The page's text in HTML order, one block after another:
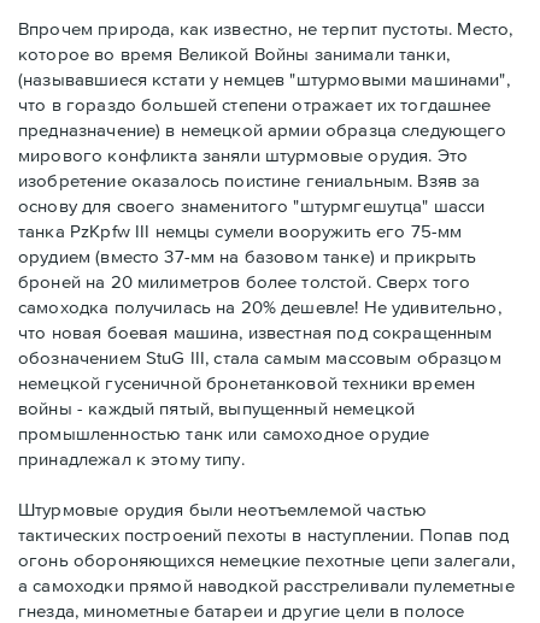
Впрочем природа, как известно, не терпит пустоты. Место,
которое во время Великой Войны занимали танки,
(называвшиеся кстати у немцев "штурмовыми машинами",
что в гораздо большей степени отражает их тогдашнее
предназначение) в немецкой армии образца следующего
мирового конфликта заняли штурмовые орудия. Это
изобретение оказалось поистине гениальным. Взяв за
основу для своего знаменитого "штурмгешутца" шасси
танка PzKpfw III немцы сумели вооружить его 75-мм
орудием (вместо 37-мм на базовом танке) и прикрыть
броней на 20 милиметров более толстой. Сверх того
самоходка получилась на 20% дешевле! Не удивительно,
что новая боевая машина, известная под сокращенным
обозначением StuG III, стала самым массовым образцом
немецкой гусеничной бронетанковой техники времен
войны - каждый пятый, выпущенный немецкой
промышленностью танк или самоходное орудие
принадлежал к этому типу.
Штурмовые орудия были неотъемлемой частью
тактических построений пехоты в наступлении. Попав под
огонь обороняющихся немецкие пехотные цепи залегали,
а самоходки прямой наводкой расстреливали пулеметные
гнезда, минометные батареи и другие цели в полосе